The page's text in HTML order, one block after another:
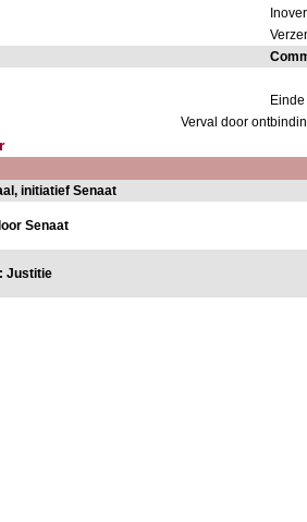
Verval door
initiatief Senaat
Senaat
Justitie